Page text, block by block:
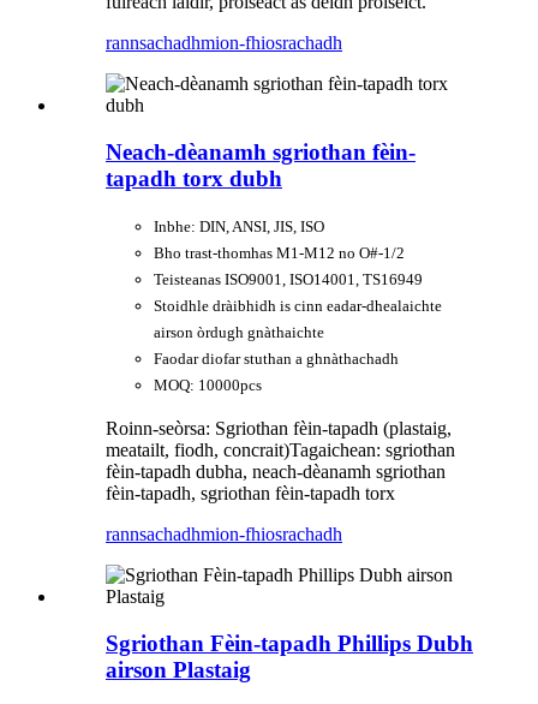
rannsachadhmion-fhiosrachadh
Neach-dèanamh sgriothan fèin-
tapadh torx dubh
Inbhe: DIN, ANSI, JIS, ISO
Bho trast-thomhas M1-M12 no O#-1/2
Teisteanas ISO9001, ISO14001, TS16949
Stoidhle dràibhidh is cinn eadar-dhealaichte
airson òrdugh gnàthaichte
Faodar diofar stuthan a ghnàthachadh
MOQ: 10000pcs
Roinn-seòrsa: Sgriothan fèin-tapadh (plastaig,
meatailt, fiodh, concrait)Tagaichean: sgriothan
fèin-tapadh dubha, neach-dèanamh sgriothan
fèin-tapadh, sgriothan fèin-tapadh torx
rannsachadhmion-fhiosrachadh
Sgriothan Fèin-tapadh Phillips Dubh
airson Plastaig